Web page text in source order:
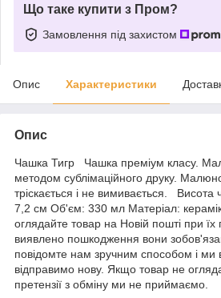
Що таке купити з Пром?
Замовлення під захистом
Опис Характеристики
Опис
Чашка Тигр Чашка преміум класу.
методом сублімаційного друку.
тріскається і не вимивається.
7,2 см Об'єм: 330 мл Матеріал:
оглядайте товар на Новій пошті при
виявлено пошкодження вони
повідомте нам зручним способом і ми
відправимо нову. Якщо товар не
претензії з обміну ми не приймаємо.